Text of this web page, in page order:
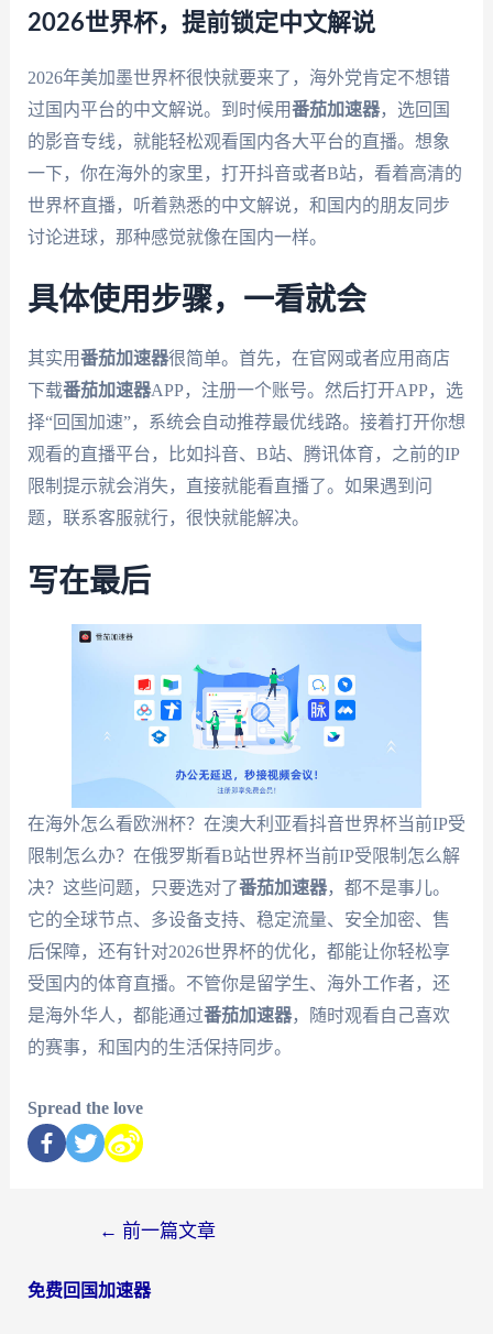
2026世界杯，提前锁定中文解说
2026年美加墨世界杯很快就要来了，海外党肯定不想错
过国内平台的中文解说。到时候用番茄加速器，选回国
的影音专线，就能轻松观看国内各大平台的直播。想象
一下，你在海外的家里，打开抖音或者B站，看着高清的
世界杯直播，听着熟悉的中文解说，和国内的朋友同步
讨论进球，那种感觉就像在国内一样。
具体使用步骤，一看就会
其实用番茄加速器很简单。首先，在官网或者应用商店
下载番茄加速器APP，注册一个账号。然后打开APP，选
择“回国加速”，系统会自动推荐最优线路。接着打开你想
观看的直播平台，比如抖音、B站、腾讯体育，之前的IP
限制提示就会消失，直接就能看直播了。如果遇到问
题，联系客服就行，很快就能解决。
写在最后
在海外怎么看欧洲杯？在澳大利亚看抖音世界杯当前IP受
限制怎么办？在俄罗斯看B站世界杯当前IP受限制怎么解
决？这些问题，只要选对了番茄加速器，都不是事儿。
它的全球节点、多设备支持、稳定流量、安全加密、售
后保障，还有针对2026世界杯的优化，都能让你轻松享
受国内的体育直播。不管你是留学生、海外工作者，还
是海外华人，都能通过番茄加速器，随时观看自己喜欢
的赛事，和国内的生活保持同步。
Spread the love
← 前一篇文章
免费回国加速器